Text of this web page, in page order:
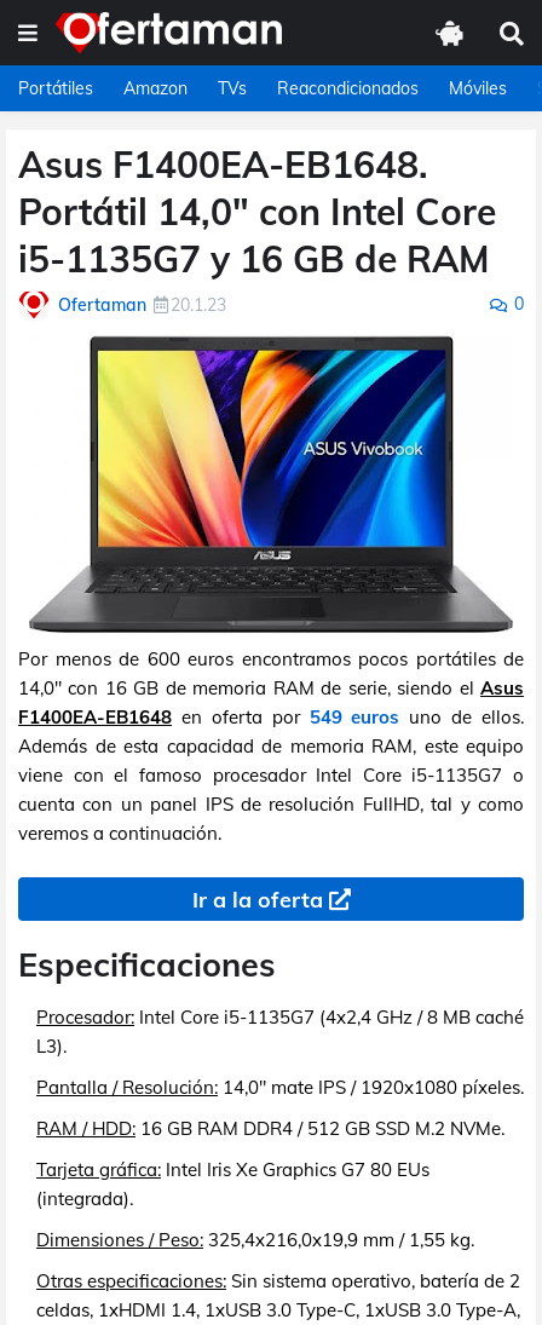
Portátiles Amazon TVs Reacondicionados Móviles
Asus F1400EA-EB1648.
Portátil 14,0" con Intel Core
i5-1135G7 y 16 GB de RAM
Ofertaman 20.1.23 0
Por menos de 600 euros encontramos pocos portátiles de
14,0" con 16 GB de memoria RAM de serie, siendo el Asus
F1400EA-EB1648 en oferta por 549 euros uno de ellos.
Además de esta capacidad de memoria RAM, este equipo
viene con el famoso procesador Intel Core i5-1135G7 o
cuenta con un panel IPS de resolución FullHD, tal y como
veremos a continuación.
Ir a la oferta
Especificaciones
Procesador: Intel Core i5-1135G7 (4x2,4 GHz / 8 MB caché
L3).
Pantalla / Resolución: 14,0" mate IPS / 1920x1080 píxeles.
RAM / HDD: 16 GB RAM DDR4 / 512 GB SSD M.2 NVMe.
Tarjeta gráfica: Intel Iris Xe Graphics G7 80 EUs
(integrada).
Dimensiones / Peso: 325,4x216,0x19,9 mm / 1,55 kg.
Otras especificaciones: Sin sistema operativo, batería de 2
celdas, 1xHDMI 1.4, 1xUSB 3.0 Type-C, 1xUSB 3.0 Type-A,